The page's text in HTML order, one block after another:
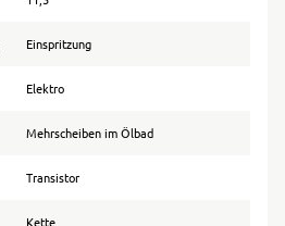
Einspritzung
Elektro
Mehrscheiben im Ölbad
Transistor
Kette